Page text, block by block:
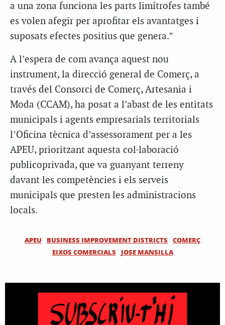
a una zona funciona les parts limítrofes també
es volen afegir per aprofitar els avantatges i
suposats efectes positius que genera.”
A l’espera de com avança aquest nou
instrument, la direcció general de Comerç, a
través del Consorci de Comerç, Artesania i
Moda (CCAM), ha posat a l’abast de les entitats
municipals i agents empresarials territorials
l’Oficina tècnica d’assessorament per a les
APEU, prioritzant aquesta col·laboració
publicoprivada, que va guanyant terreny
davant les competències i els serveis
municipals que presten les administracions
locals.
APEU BUSINESS IMPROVEMENT DISTRICTS
COMERÇ
EIXOS COMERCIALS
JOSE MANSILLA